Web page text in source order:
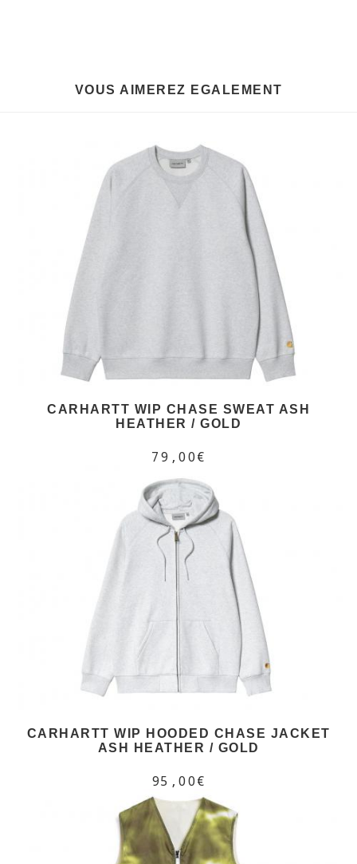
VOUS AIMEREZ EGALEMENT
CARHARTT WIP CHASE SWEAT ASH
HEATHER / GOLD
79,00€
CARHARTT WIP HOODED CHASE JACKET
ASH HEATHER / GOLD
95,00€